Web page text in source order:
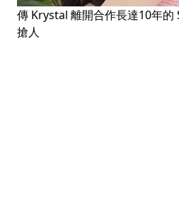
傳 Krystal 離開合作長達10年的
搶人